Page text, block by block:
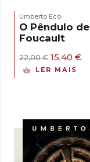
Umberto Eco
O Pêndulo de
Foucault
22,00€ O
preço
15,40 €
LER MAIS